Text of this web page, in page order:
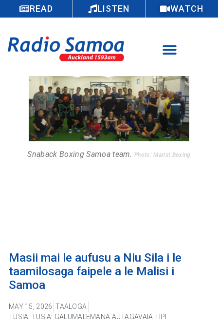
READ LISTEN WATCH
Snaback Boxing Samoa team.Photo: Marist Boxing
Masii mai le aufusu a Niu Sila i le
taamilosaga faipele a le Malisi i
Samoa
MAY 15, 2026 TAALOGA
TUSIA: TUSIA: GALUMALEMANA AUTAGAVAIA TIPI